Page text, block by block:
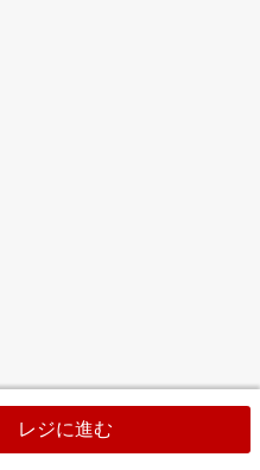
レジに進む